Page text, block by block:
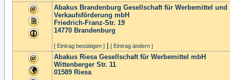
Abakus Brandenburg Gesellschaft für Werbemittel und
Verkaufsförderung mbH
Friedrich-Franz-Str. 19
14770 Brandenburg
[ Eintrag bestätigen ] [ Eintrag ändern ]
Abakus Riesa Gesellschaft für Werbemittel mbH
Wittenberger Str. 11
01589 Riesa